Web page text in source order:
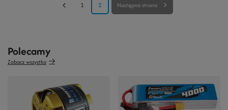
1 2 Następna strona
Polecamy
Zobacz wszystko